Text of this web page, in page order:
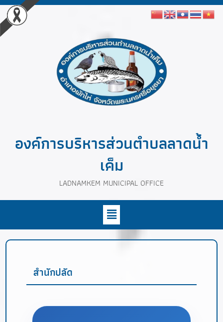
องค์การบริหารส่วนตำบลลาดน้ำ
เค็ม
LADNAMKEM MUNICIPAL OFFICE
สำนักปลัด